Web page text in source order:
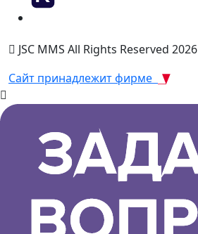
JSC MMS All Rights Reserved 2026
Сайт принадлежит фирме